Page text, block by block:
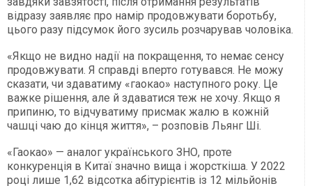
відразу заявляє про намір продовжувати боротьбу,
цього разу підсумок його зусиль розчарував чоловіка.
«Якщо не видно надії на покращення, то немає сенсу
продовжувати. Я справді вперто готувався. Не можу
сказати, чи здаватиму «гаокао» наступного року. Це
важке рішення, але й здаватися теж не хочу. Якщо я
припиню, то відчуватиму присмак жалю в кожній
чашці чаю до кінця життя», – розповів Льянг Ші.
«Гаокао» — аналог українського ЗНО, проте
конкуренція в Китаї значно вища і жорсткіша. У 2022
році лише 1,62 відсотка абітурієнтів із 12 мільйонів